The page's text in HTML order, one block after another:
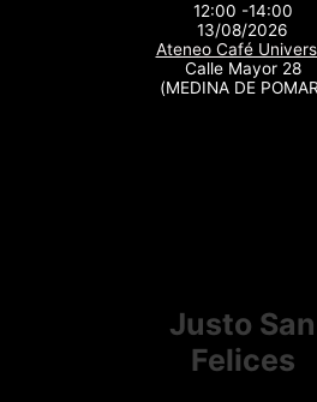
12:00 -14:00
13/08/2026
Ateneo Café
Calle Mayor 28
(MEDINA DE
Justo San
Felices